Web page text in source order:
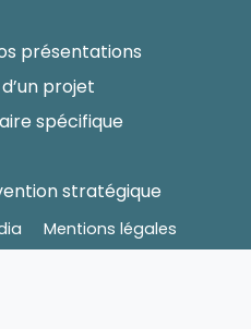
présentations
projet
spécifique
stratégique
Mentions légales